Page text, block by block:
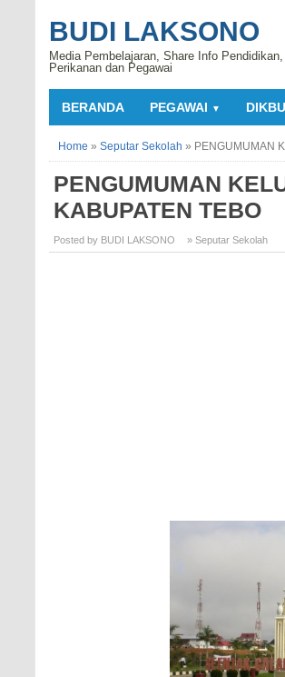
BUDI LAKSONO
Media Pembelajaran, Share Info Pendidikan,
Perikanan dan Pegawai
BERANDA PEGAWAI ▼
Home » Seputar Sekolah » PENGUMUMAN
PENGUMUMAN
KABUPATEN TEBO
Posted by BUDI LAKSONO » Seputar Sekolah